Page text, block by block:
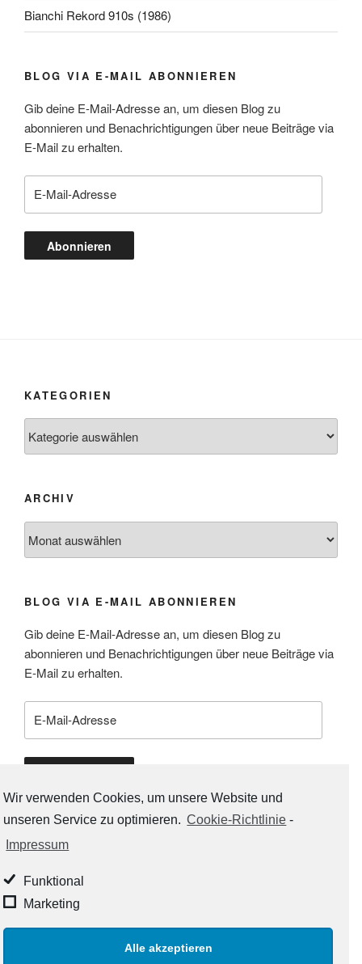
Wir verwenden Cookies, um unsere Website und
unseren Service zu optimieren. Cookie-Richtlinie -
Impressum
Funktional
Marketing
Alle akzeptieren
Bianchi Rekord 910s (1986)
BLOG VIA E-MAIL ABONNIEREN
Gib deine E-Mail-Adresse an, um diesen Blog zu
abonnieren und Benachrichtigungen über neue Beiträge via
E-Mail zu erhalten.
Mail-
Abonnieren
KATEGORIEN
ARCHIV
BLOG VIA E-MAIL ABONNIEREN
Gib deine E-Mail-Adresse an, um diesen Blog zu
abonnieren und Benachrichtigungen über neue Beiträge via
E-Mail zu erhalten.
Mail-
RSS-LINKS:
RSS - Beiträge
RSS - Kommentare